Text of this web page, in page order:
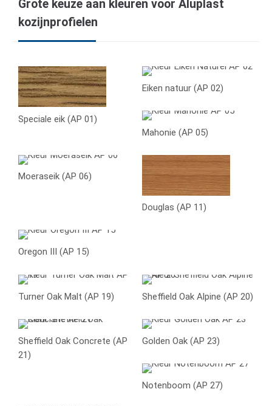
Grote keuze aan kleuren voor Aluplast
kozijnprofielen
Speciale eik (AP 01)
Eiken natuur (AP 02)
Mahonie (AP 05)
Moeraseik (AP 06)
Douglas (AP 11)
Oregon III (AP 15)
Turner Oak Malt (AP 19) Sheffield Oak Alpine (AP 20)
Sheffield Oak Concrete (AP
21)
Golden Oak (AP 23)
Notenboom (AP 27)